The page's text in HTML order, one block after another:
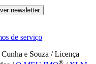
newsletter
de serviço
e Souza / Licença
®